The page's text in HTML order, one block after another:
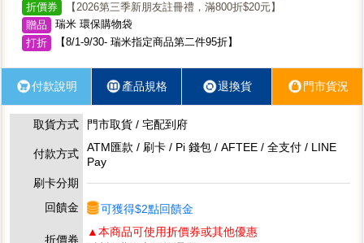
折價券
【2026第三季新朋友註冊禮，滿800折$20元】
贈品
瑞米 環保購物袋
打折
【8/1-9/30- 瑞米指定商品第二件95折】
付款說明 產品規格 退換貨 門市貨況
取貨方式 門市取貨 / 宅配到府
付款方式
ATM匯款 / 刷卡 / Pi 錢包 / AFTEE / 全支付 / LINE
Pay
刷卡分期
回饋金
可獲得$2點回饋金
折價券
▲本商品可使用折價券或其他優惠